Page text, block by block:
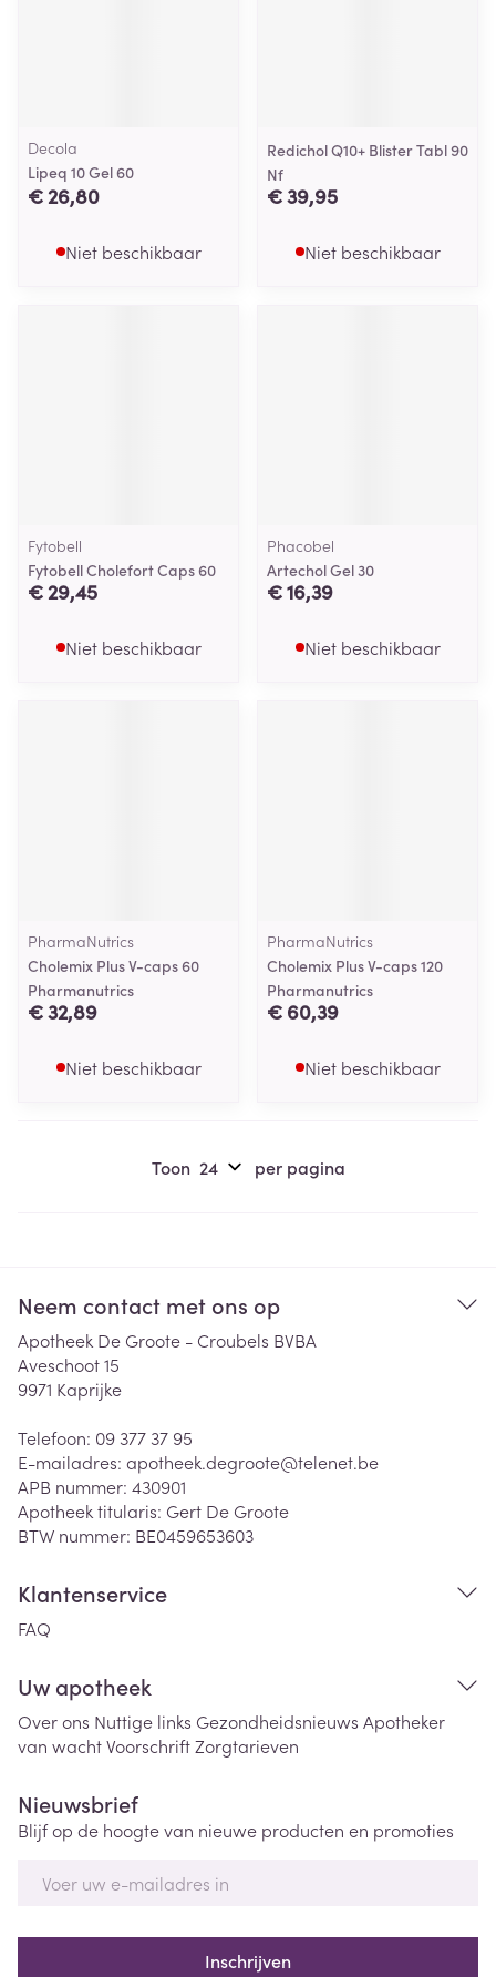
Decola
Lipeq 10 Gel 60
€ 26,80
Niet beschikbaar
Redichol Q10+ Blister Tabl 90
Nf
€ 39,95
Niet beschikbaar
Fytobell
Fytobell Cholefort Caps 60
€ 29,45
Niet beschikbaar
Phacobel
Artechol Gel 30
€ 16,39
Niet beschikbaar
PharmaNutrics
Cholemix Plus V-caps 60
Pharmanutrics
€ 32,89
Niet beschikbaar
PharmaNutrics
Cholemix Plus V-caps 120
Pharmanutrics
€ 60,39
Niet beschikbaar
Toon per pagina
Neem contact met ons op
Apotheek De Groote - Croubels BVBA
Aveschoot 15
9971 Kaprijke
Telefoon: 09 377 37 95
E-mailadres: apotheek.degroote@telenet.be
APB nummer: 430901
Apotheek titularis: Gert De Groote
BTW nummer: BE0459653603
Klantenservice
FAQ
Uw apotheek
Over ons Nuttige links Gezondheidsnieuws Apotheker
van wachtVoorschriftZorgtarieven
Nieuwsbrief
Blijf op de hoogte van nieuwe producten en promoties
Inschrijven